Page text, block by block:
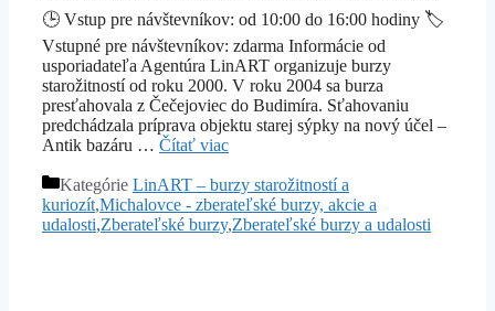
🕒 Vstup pre návštevníkov: od 10:00 do 16:00 hodiny 🏷️
Vstupné pre návštevníkov: zdarma Informácie od
usporiadateľa Agentúra LinART organizuje burzy
starožitností od roku 2000. V roku 2004 sa burza
presťahovala z Čečejoviec do Budimíra. Sťahovaniu
predchádzala príprava objektu starej sýpky na nový účel –
Antik bazáru … Čítať viac
Kategórie LinART – burzy starožitností a
kuriozít,Michalovce - zberateľské burzy, akcie a
udalosti,Zberateľské burzy,Zberateľské burzy a udalosti